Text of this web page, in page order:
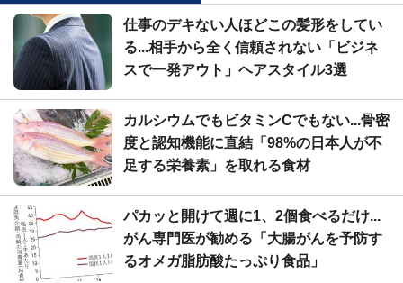
仕事のデキない人ほどこの髪形をしてい
る...相手から全く信頼されない「ビジネ
スで一発アウト」ヘアスタイル3選
カルシウムでもビタミンCでもない...骨密
度と認知機能に直結「98%の日本人が不
足する栄養素」を取れる食材
パカッと開けて週に1、2個食べるだけ...
がん専門医が勧める「大腸がんを予防す
るオメガ脂肪酸たっぷり食品」